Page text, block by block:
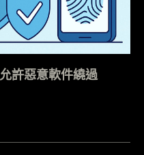
許惡意軟件繞過